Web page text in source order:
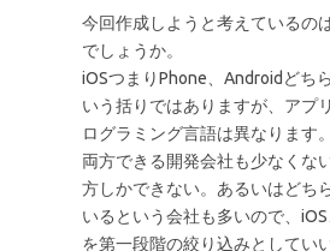
今回作成しようと考えているの
でしょうか。
iOSつまりPhone、Androidどち
いう括りではありますが、アプ
ログラミング言語は異なります。
両方できる開発会社も少なくな
方しかできない。あるいはどち
いるという会社も多いので、
を第一段階の絞り込みとしてい